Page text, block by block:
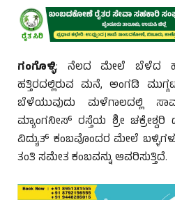
ಗಂಗೊಳ್ಳಿ: ನೆಲದ ಮೇಲೆ ಬೆಳೆದ
ಹತ್ತಿರದಲ್ಲಿರುವ ಮನೆ, ಅಂಗಡಿ
ಬೆಳೆಯುವುದು ಮಳೆಗಾಲದಲ್ಲಿ
ಮ್ಯಾಂಗನೀಸ್ ರಸ್ತೆಯ ಶ್ರೀ
ವಿದ್ಯುತ್ ಕಂಬವೊಂದರ ಮೇಲೆ
ತಂತಿ ಸಮೇತ ಕಂಬವನ್ನು ಆವರಿಸುತ್ತಿದೆ.